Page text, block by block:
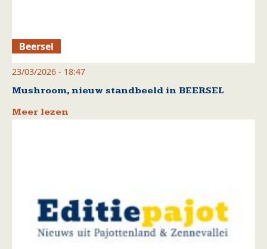
Beersel
23/03/2026 - 18:47
Mushroom, nieuw standbeeld in BEERSEL
Meer lezen